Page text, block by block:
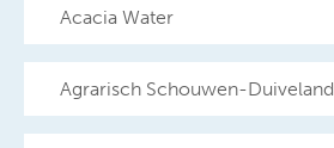
Acacia Water
Agrarisch Schouwen-Duiveland